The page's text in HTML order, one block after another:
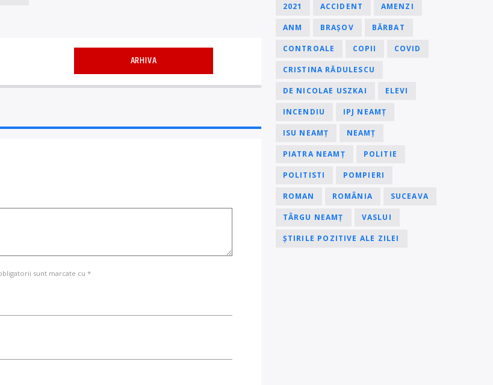
ARHIVA
sunt marcate cu *
2021 ACCIDENT AMENZI
ANM BRAȘOV BĂRBAT
CONTROALE COPII COVID
CRISTINA RĂDULESCU
DE NICOLAE USZKAI ELEVI
INCENDIU IPJ NEAMȚ
ISU NEAMȚ NEAMȚ
PIATRA NEAMȚ POLITIE
POLITISTI POMPIERI
ROMAN ROMÂNIA SUCEAVA
TÂRGU NEAMȚ VASLUI
ȘTIRILE POZITIVE ALE ZILEI